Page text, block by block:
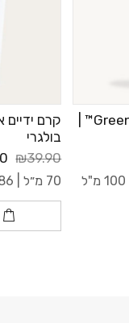
קרם גוף טיפולי GreenAid™ |
קרם ידיים
בולגרי
₪39.90
70 מ״ל |